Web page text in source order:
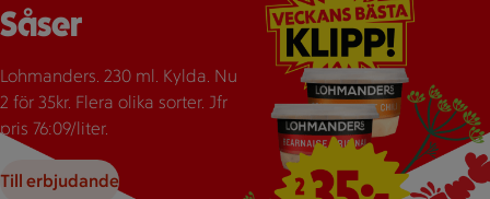
Såser
Lohmanders. 230 ml. Kylda. Nu
2 för 35kr. Flera olika sorter. Jfr
pris 76:09/liter.
Till erbjudande